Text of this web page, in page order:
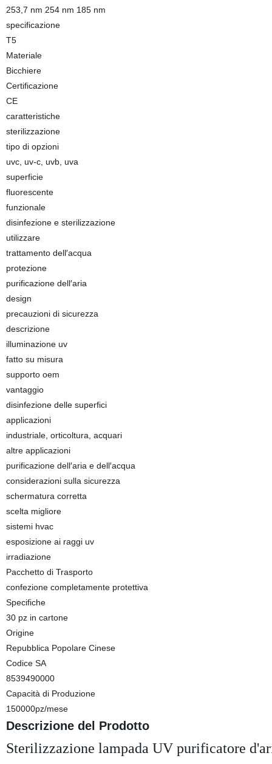
253,7 nm 254 nm 185 nm
specificazione
T5
Materiale
Bicchiere
Certificazione
CE
caratteristiche
sterilizzazione
tipo di opzioni
uvc, uv-c, uvb, uva
superficie
fluorescente
funzionale
disinfezione e sterilizzazione
utilizzare
trattamento dell′acqua
protezione
purificazione dell′aria
design
precauzioni di sicurezza
descrizione
illuminazione uv
fatto su misura
supporto oem
vantaggio
disinfezione delle superfici
applicazioni
industriale, orticoltura, acquari
altre applicazioni
purificazione dell′aria e dell′acqua
considerazioni sulla sicurezza
schermatura corretta
scelta migliore
sistemi hvac
esposizione ai raggi uv
irradiazione
Pacchetto di Trasporto
confezione completamente protettiva
Specifiche
30 pz in cartone
Origine
Repubblica Popolare Cinese
Codice SA
8539490000
Capacità di Produzione
150000pz/mese
Descrizione del Prodotto
Sterilizzazione lampada UV purificatore